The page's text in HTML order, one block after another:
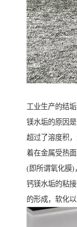
工业生产的结
镁水垢的原因
超过了溶度积
着在金属受热
(即所谓氧化膜)
钙镁水垢的粘
的形成，软化以